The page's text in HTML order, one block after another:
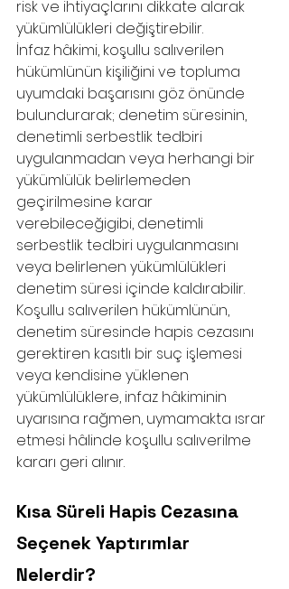
risk ve ihtiyaçlarını dikkate alarak
yükümlülükleri değiştirebilir.
İnfaz hâkimi, koşullu salıverilen
hükümlünün kişiliğini ve topluma
uyumdaki başarısını göz önünde
bulundurarak; denetim süresinin,
denetimli serbestlik tedbiri
uygulanmadan veya herhangi bir
yükümlülük belirlemeden
geçirilmesine karar
verebileceğigibi, denetimli
serbestlik tedbiri uygulanmasını
veya belirlenen yükümlülükleri
denetim süresi içinde kaldırabilir.
Koşullu salıverilen hükümlünün,
denetim süresinde hapis cezasını
gerektiren kasıtlı bir suç işlemesi
veya kendisine yüklenen
yükümlülüklere, infaz hâkiminin
uyarısına rağmen, uymamakta ısrar
etmesi hâlinde koşullu salıverilme
kararı geri alınır.
Kısa Süreli Hapis Cezasına
Seçenek Yaptırımlar
Nelerdir?